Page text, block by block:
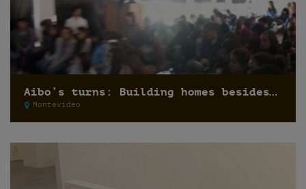
Aibo’s turns: Building homes besides houses
Montevideo